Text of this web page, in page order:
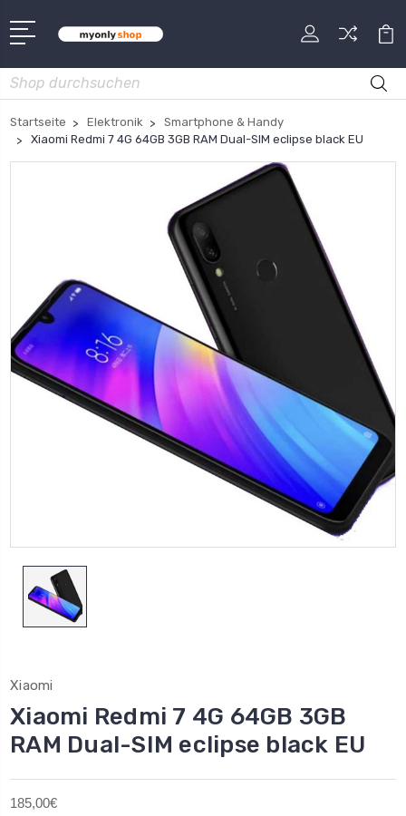
Suche
Startseite Elektronik
Smartphone & Handy
Xiaomi Redmi 7 4G 64GB 3GB RAM Dual-SIM eclipse black EU
Xiaomi
Xiaomi Redmi 7 4G 64GB 3GB
RAM Dual-SIM eclipse black EU
185,00€